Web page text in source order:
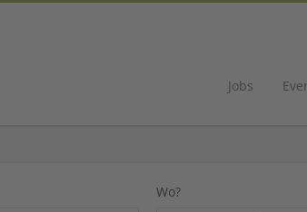
Jobs
Wo?